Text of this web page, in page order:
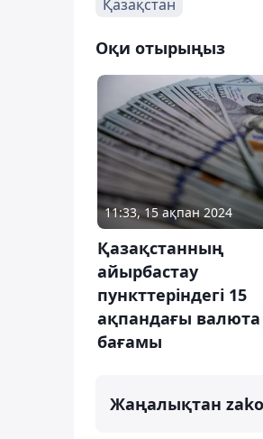
Қазақстан
Оқи отырыңыз
11:33, 15 ақпан 2024
Қазақстанның
айырбастау
пункттеріндегі 15
ақпандағы валюта
бағамы
Жаңалықтан